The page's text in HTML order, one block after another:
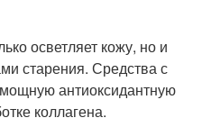
осветляет кожу, но и
старения. Средства с
антиоксидантную
коллагена.